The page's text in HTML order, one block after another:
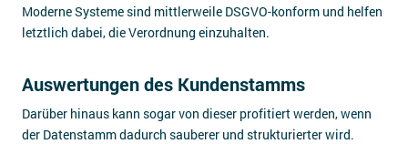
Moderne Systeme sind mittlerweile DSGVO-konform und helfen
letztlich dabei, die Verordnung einzuhalten.
Auswertungen des Kundenstamms
Darüber hinaus kann sogar von dieser profitiert werden, wenn
der Datenstamm dadurch sauberer und strukturierter wird.